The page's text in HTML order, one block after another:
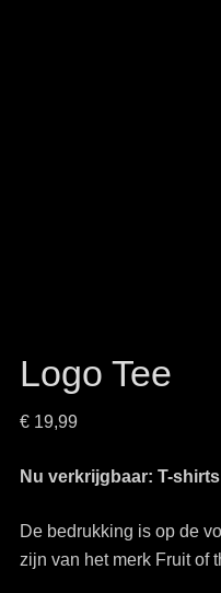
Logo Tee
€19,99
Nu verkrijgbaar: T-
De bedrukking is op de
zijn van het merk Fruit of